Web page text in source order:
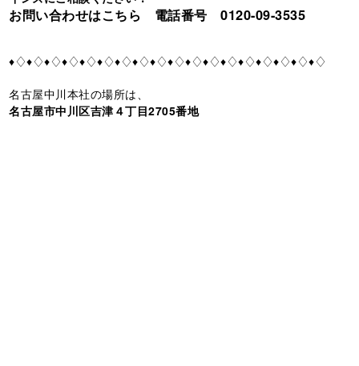
お問い合わせはこちら 電話番号 0120-09-3535
♦♢♦♢♦♢♦♢♦♢♦♢♦♢♦♢♦♢♦♢♦♢♦♢♦♢♦♢♦♢♦♢♦♢♦♢
名古屋中川本社の場所は、
名古屋市中川区吉津４丁目2705番地